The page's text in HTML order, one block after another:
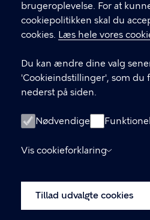
brugeroplevelse. For at
cookiepolitikken skal du
cookies. Læs hele vores
Du kan ændre dine valg
'Cookieindstillinger', som du
nederst på siden.
Nødvendige
Vis cookieforklaring
Tillad udvalgte cookies
GENVEJE
Digital Post
Databeskyttelse
Tilgængelighedserklæring
Om hjemmesiden
Cookiepolitik